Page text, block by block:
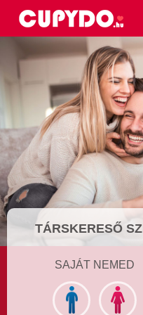
TÁRSKERESŐ
SAJÁT NEMED